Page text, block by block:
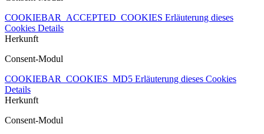
COOKIEBAR_ACCEPTED_COOKIES Erläuterung dieses
Cookies Details
Herkunft
Consent-Modul
COOKIEBAR_COOKIES_MD5 Erläuterung dieses Cookies
Details
Herkunft
Consent-Modul